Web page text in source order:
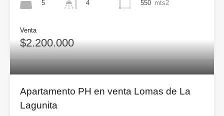
5 4 550 mts2
Venta
$2.200.000
Apartamento PH en venta Lomas de La
Lagunita